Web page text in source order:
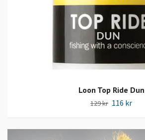
Loon Top Ride Dun
129 kr 116 kr